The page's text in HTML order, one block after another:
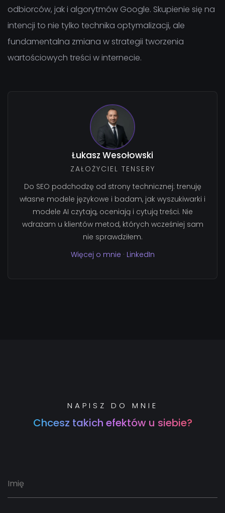
odbiorców, jak i algorytmów Google. Skupienie się na
intencji to nie tylko technika optymalizacji, ale
fundamentalna zmiana w strategii tworzenia
wartościowych treści w internecie.
Łukasz Wesołowski
ZAŁOŻYCIEL TENSERY
Do SEO podchodzę od strony technicznej: trenuję
własne modele językowe i badam, jak wyszukiwarki i
modele AI czytają, oceniają i cytują treści. Nie
wdrażam u klientów metod, których wcześniej sam
nie sprawdziłem.
Więcej o mnie · LinkedIn
NAPISZ DO MNIE
Chcesz takich efektów u siebie?